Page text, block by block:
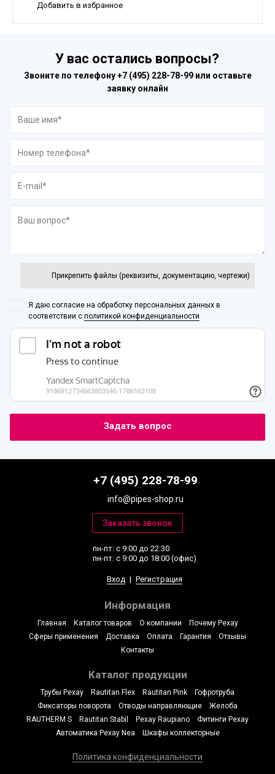
Добавить в избранное
У вас остались вопросы?
Звоните по телефону+7 (495) 228-78-99или оставьте
заявку онлайн
Прикрепить файлы (реквизиты, документацию, чертежи)
Я даю согласие на обработку персональных данных в
соответствии с политикой конфиденциальности
+7 (495) 228-78-99
info@pipes-shop.ru
пн-пт: с 9:00 до 22:30
пн-пт: с 9:00 до 18:00 (офис)
Вход | Регистрация
Информация
Главная Каталог товаров О компании
Почему Рехау
Сферы применения
Доставка Оплата Гарантия
Отзывы
Контакты
Каталог продукции
Трубы Рехау Rautitan Flex Rautitan Pink
Гофротруба
Фиксаторы поворота
Отводы направляющие
Желоба
RAUTHERM S
Rautitan Stabil Рехау Raupiano
Фитинги Рехау
Автоматика Рехау Nea
Шкафы коллекторные
Политика конфиденциальности